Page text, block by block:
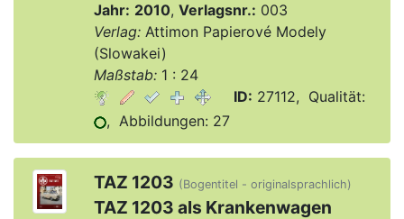
Jahr: 2010, Verlagsnr.: 003
Verlag:Attimon Papierové Modely
(Slowakei)
Maßstab:1 : 24
ID: 27112, Qualität:
, Abbildungen: 27
TAZ 1203 (Bogentitel - originalsprachlich)
TAZ 1203 als Krankenwagen